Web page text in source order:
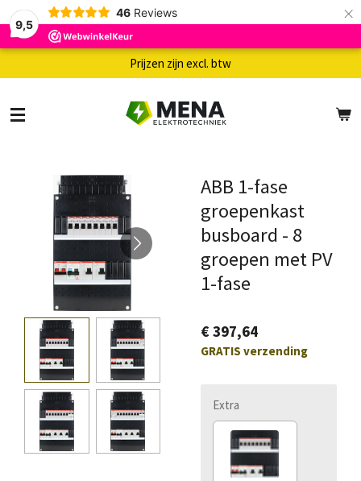
9,5
46 Reviews ×
Prijzen zijn excl. btw
ABB 1-fase
groepenkast
busboard - 8
groepen met PV
1-fase
€ 397,64
GRATIS verzending
Extra